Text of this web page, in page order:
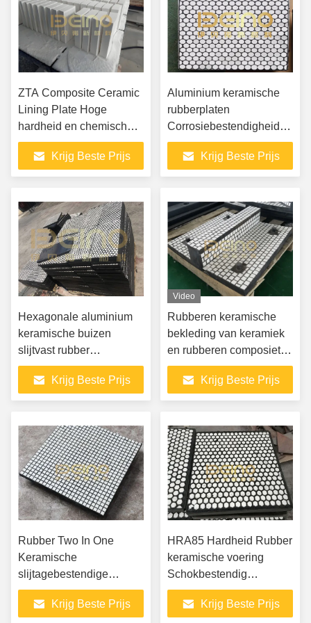
ZTA Composite Ceramic
Lining Plate Hoge
hardheid en chemische
stabiliteit voor extreme
slijtageomgevingen
Krijg Beste Prijs
Aluminium keramische
rubberplaten
Corrosiebestendigheid
en hoge
temperatuurbestendigheid
Krijg Beste Prijs
Hexagonale aluminium
keramische buizen
slijtvast rubber
keramische panelen
Krijg Beste Prijs
Video
Rubberen keramische
bekleding van keramiek
en rubberen composiet
met stalen plaat
Krijg Beste Prijs
Rubber Two In One
Keramische
slijtagebestendige
voering Dikte 5 mm
Krijg Beste Prijs
HRA85 Hardheid Rubber
keramische voering
Schokbestendig
keramisch slijtagevoering
Krijg Beste Prijs